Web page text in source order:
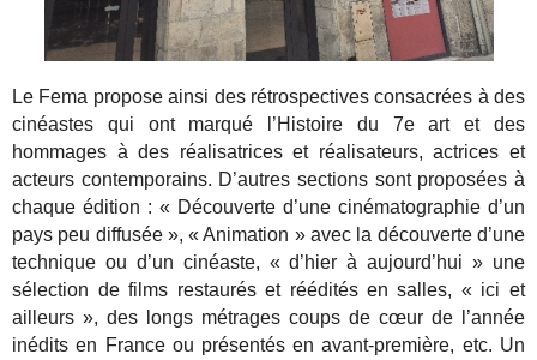
Le Fema propose ainsi des rétrospectives consacrées à des
cinéastes qui ont marqué l’Histoire du 7e art et des
hommages à des réalisatrices et réalisateurs, actrices et
acteurs contemporains. D’autres sections sont proposées à
chaque édition : « Découverte d’une cinématographie d’un
pays peu diffusée », « Animation » avec la découverte d’une
technique ou d’un cinéaste, « d’hier à aujourd’hui » une
sélection de films restaurés et réédités en salles, « ici et
ailleurs », des longs métrages coups de cœur de l’année
inédits en France ou présentés en avant-première, etc. Un